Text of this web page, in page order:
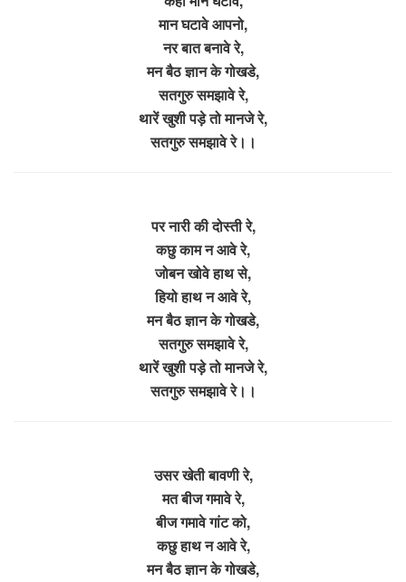
मान घटावे आपनो,
नर बात बनावे रे,
मन बैठ ज्ञान के गोखडे,
सतगुरु समझावे रे,
थारें खुशी पड़े तो मानजे रे,
सतगुरु समझावे रे।।
पर नारी की दोस्ती रे,
कछु काम न आवे रे,
जोबन खोवे हाथ से,
हियो हाथ न आवे रे,
मन बैठ ज्ञान के गोखडे,
सतगुरु समझावे रे,
थारें खुशी पड़े तो मानजे रे,
सतगुरु समझावे रे।।
उसर खेती बावणी रे,
मत बीज गमावे रे,
बीज गमावे गांट को,
कछु हाथ न आवे रे,
मन बैठ ज्ञान के गोखडे,